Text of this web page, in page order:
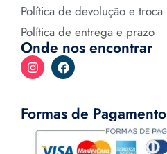
Política de devolução e troca
Política de entrega e prazo
Onde nos encontrar
Formas de Pagamento